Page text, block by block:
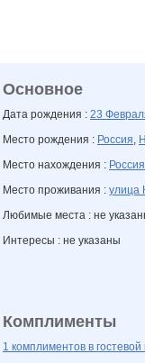
Основное
Дата рождения : 23
Место рождения : Россия,
Место нахождения : Россия
Место проживания : улица
Любимые места : не
Интересы : не указаны
Комплименты
1 комплиментов в гостевой